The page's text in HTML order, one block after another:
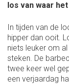
los van waar
In tijden van de
hipper dan ooit.
niets leuker om
steken. De
twee keer wel
een verjaardag